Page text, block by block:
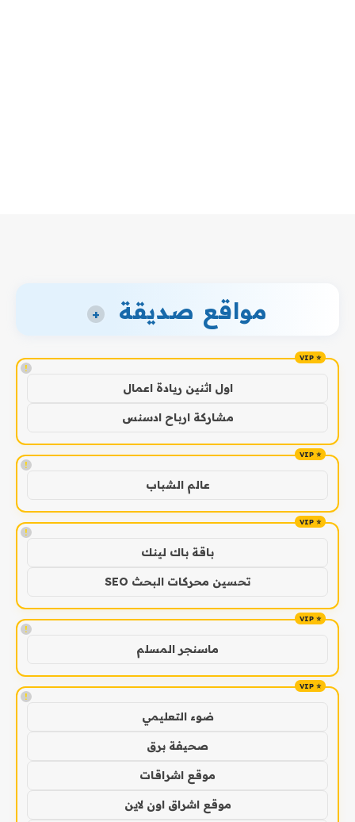
مواقع صديقة +
!
اول اثنين ريادة اعمال
مشاركة ارباح ادسنس
!
عالم الشباب
!
باقة باك لينك
تحسين محركات البحث SEO
!
ماسنجر المسلم
!
ضوء التعليمي
صحيفة برق
موقع اشراقات
موقع اشراق اون لاين